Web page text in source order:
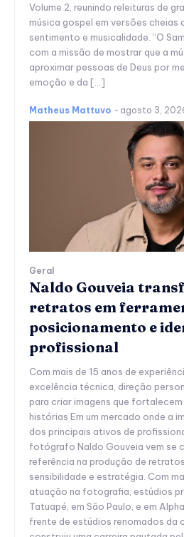
Volume 2, reunindo releituras de
música gospel em versões cheias
sentimento e musicalidade. “O
com a missão de mostrar que a
aproximar pessoas de Deus por
emoção e da […]
Matheus Mattuvo - agosto 3,
Geral
Naldo Gouveia
retratos em
posicionamento e
profissional
Com mais de 15 anos de
excelência técnica, direção
para criar imagens que fortalecem
histórias Em um mercado onde a
dos principais ativos de
fotógrafo Naldo Gouveia vem se
referência na produção de
sensibilidade e estratégia. Com
atuação na fotografia, estúdios
Tatuapé, em São Paulo, e em
frente de estúdios renomados da